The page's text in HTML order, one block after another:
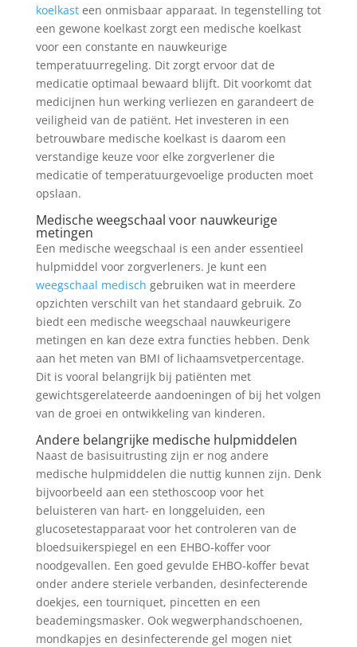
koelkasteen onmisbaar apparaat. In tegenstelling tot
een gewone koelkast zorgt een medische koelkast
voor een constante en nauwkeurige
temperatuurregeling. Dit zorgt ervoor dat de
medicatie optimaal bewaard blijft. Dit voorkomt dat
medicijnen hun werking verliezen en garandeert de
veiligheid van de patiënt. Het investeren in een
betrouwbare medische koelkast is daarom een
verstandige keuze voor elke zorgverlener die
medicatie of temperatuurgevoelige producten moet
opslaan.
Medische weegschaal voor nauwkeurige
metingen
Een medische weegschaal is een ander essentieel
hulpmiddel voor zorgverleners. Je kunt een
weegschaal medisch gebruiken wat in meerdere
opzichten verschilt van het standaard gebruik. Zo
biedt een medische weegschaal nauwkeurigere
metingen en kan deze extra functies hebben. Denk
aan het meten van BMI of lichaamsvetpercentage.
Dit is vooral belangrijk bij patiënten met
gewichtsgerelateerde aandoeningen of bij het volgen
van de groei en ontwikkeling van kinderen.
Andere belangrijke medische hulpmiddelen
Naast de basisuitrusting zijn er nog andere
medische hulpmiddelen die nuttig kunnen zijn. Denk
bijvoorbeeld aan een stethoscoop voor het
beluisteren van hart- en longgeluiden, een
glucosetestapparaat voor het controleren van de
bloedsuikerspiegel en een EHBO-koffer voor
noodgevallen. Een goed gevulde EHBO-koffer bevat
onder andere steriele verbanden, desinfecterende
doekjes, een tourniquet, pincetten en een
beademingsmasker. Ook wegwerphandschoenen,
mondkapjes en desinfecterende gel mogen niet